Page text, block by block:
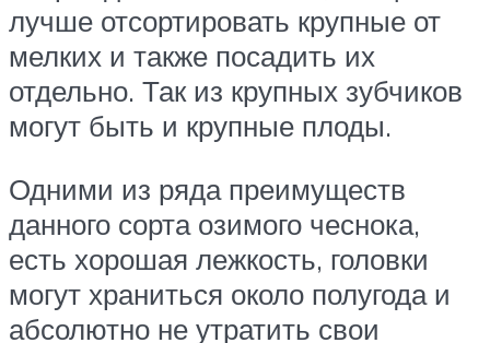
лучше отсортировать крупные от
мелких и также посадить их
отдельно. Так из крупных зубчиков
могут быть и крупные плоды.
Одними из ряда преимуществ
данного сорта озимого чеснока,
есть хорошая лежкость, головки
могут храниться около полугода и
абсолютно не утратить свои